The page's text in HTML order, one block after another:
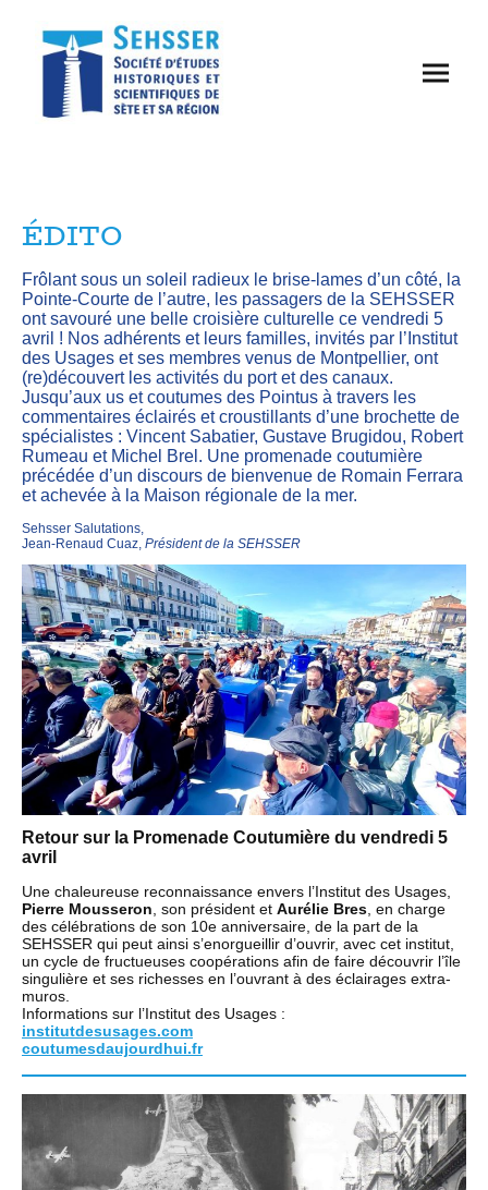
ÉDITO
Frôlant sous un soleil radieux le brise-lames d’un côté, la
Pointe-Courte de l’autre, les passagers de la SEHSSER
ont savouré une belle croisière culturelle ce vendredi 5
avril ! Nos adhérents et leurs familles, invités par l’Institut
des Usages et ses membres venus de Montpellier, ont
(re)découvert les activités du port et des canaux.
Jusqu’aux us et coutumes des Pointus à travers les
commentaires éclairés et croustillants d’une brochette de
spécialistes : Vincent Sabatier, Gustave Brugidou, Robert
Rumeau et Michel Brel. Une promenade coutumière
précédée d’un discours de bienvenue de Romain Ferrara
et achevée à la Maison régionale de la mer.
Sehsser Salutations,
Jean-Renaud Cuaz, Président de la SEHSSER
Retour sur la Promenade Coutumière du vendredi 5
avril
Une chaleureuse reconnaissance envers l’Institut des Usages,
Pierre Mousseron , son président et Aurélie Bres , en charge
des célébrations de son 10e anniversaire, de la part de la
SEHSSER qui peut ainsi s’enorgueillir d’ouvrir, avec cet institut,
un cycle de fructueuses coopérations afin de faire découvrir l’île
singulière et ses richesses en l’ouvrant à des éclairages extra-
muros.
Informations sur l’Institut des Usages :
institutdesusages.com
coutumesdaujourdhui.fr